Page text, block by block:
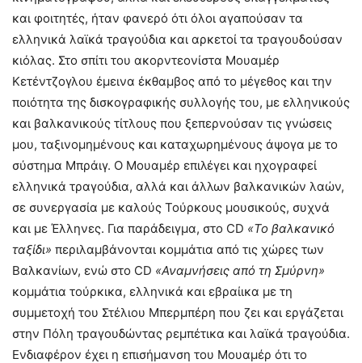
και φοιτητές, ήταν φανερό ότι όλοι αγαπούσαν τα
ελληνικά λαϊκά τραγούδια και αρκετοί τα τραγουδούσαν
κιόλας. Στο σπίτι του ακορντεονίστα Μουαμέρ
Κετέντζογλου έμεινα έκθαμβος από το μέγεθος και την
ποιότητα της δισκογραφικής συλλογής του, με ελληνικούς
και βαλκανικούς τίτλους που ξεπερνούσαν τις γνώσεις
μου, ταξινομημένους και καταχωρημένους άψογα με το
σύστημα Μπράιγ. Ο Μουαμέρ επιλέγει και ηχογραφεί
ελληνικά τραγούδια, αλλά και άλλων βαλκανικών λαών,
σε συνεργασία με καλούς Τούρκους μουσικούς, συχνά
και με Έλληνες. Για παράδειγμα, στο CD «Το βαλκανικό
ταξίδι» περιλαμβάνονται κομμάτια από τις χώρες των
Βαλκανίων, ενώ στο CD «Αναμνήσεις από τη Σμύρνη»
κομμάτια τούρκικα, ελληνικά και εβραίικα με τη
συμμετοχή του Στέλιου Μπερμπέρη που ζει και εργάζεται
στην Πόλη τραγουδώντας ρεμπέτικα και λαϊκά τραγούδια.
Ενδιαφέρον έχει η επισήμανση του Μουαμέρ ότι το